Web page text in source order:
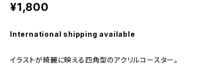
¥1,800
International shipping available
イラストが綺麗に映える四角型のアクリルコースター。